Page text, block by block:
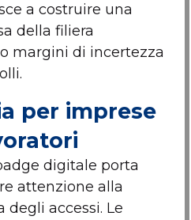
a costruire una
della filiera
margini di incertezza
per imprese
digitale porta
attenzione alla
accessi. Le